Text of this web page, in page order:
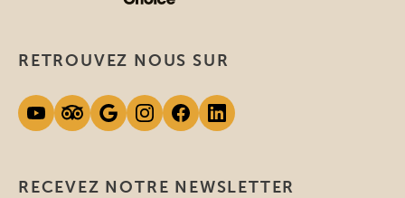
RECEVEZ NOTRE NEWSLETTER
RETROUVEZ NOUS SUR